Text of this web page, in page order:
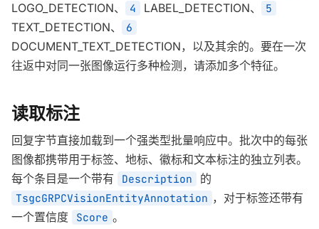
LOGO_DETECTION、 4 LABEL_DETECTION、 5
TEXT_DETECTION、 6
DOCUMENT_TEXT_DETECTION，以及其余的。要在一次
往返中对同一张图像运行多种检测，请添加多个特征。
读取标注
回复字节直接加载到一个强类型批量响应中。批次中的每张
图像都携带用于标签、地标、徽标和文本标注的独立列表。
每个条目是一个带有
Description 的
TsgcGRPCVisionEntityAnnotation ，对于标签还带有
一个置信度
Score 。